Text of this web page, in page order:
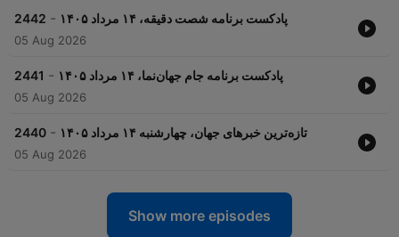
2442 - پادکست برنامه شصت دقیقه، ۱۴ مرداد ۱۴۰۵
05 Aug 2026
2441 - پادکست برنامه جام جهان‌نما، ۱۴ مرداد ۱۴۰۵
05 Aug 2026
2440 - تازه‌ترین خبرهای جهان، چهارشنبه ۱۴ مرداد ۱۴۰۵
05 Aug 2026
Show more episodes